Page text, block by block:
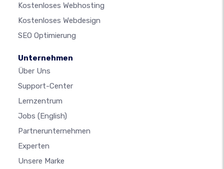
Kostenloses Webhosting
Kostenloses Webdesign
SEO Optimierung
Unternehmen
Über Uns
Support-Center
Lernzentrum
Jobs (English)
Partnerunternehmen
Experten
Unsere Marke